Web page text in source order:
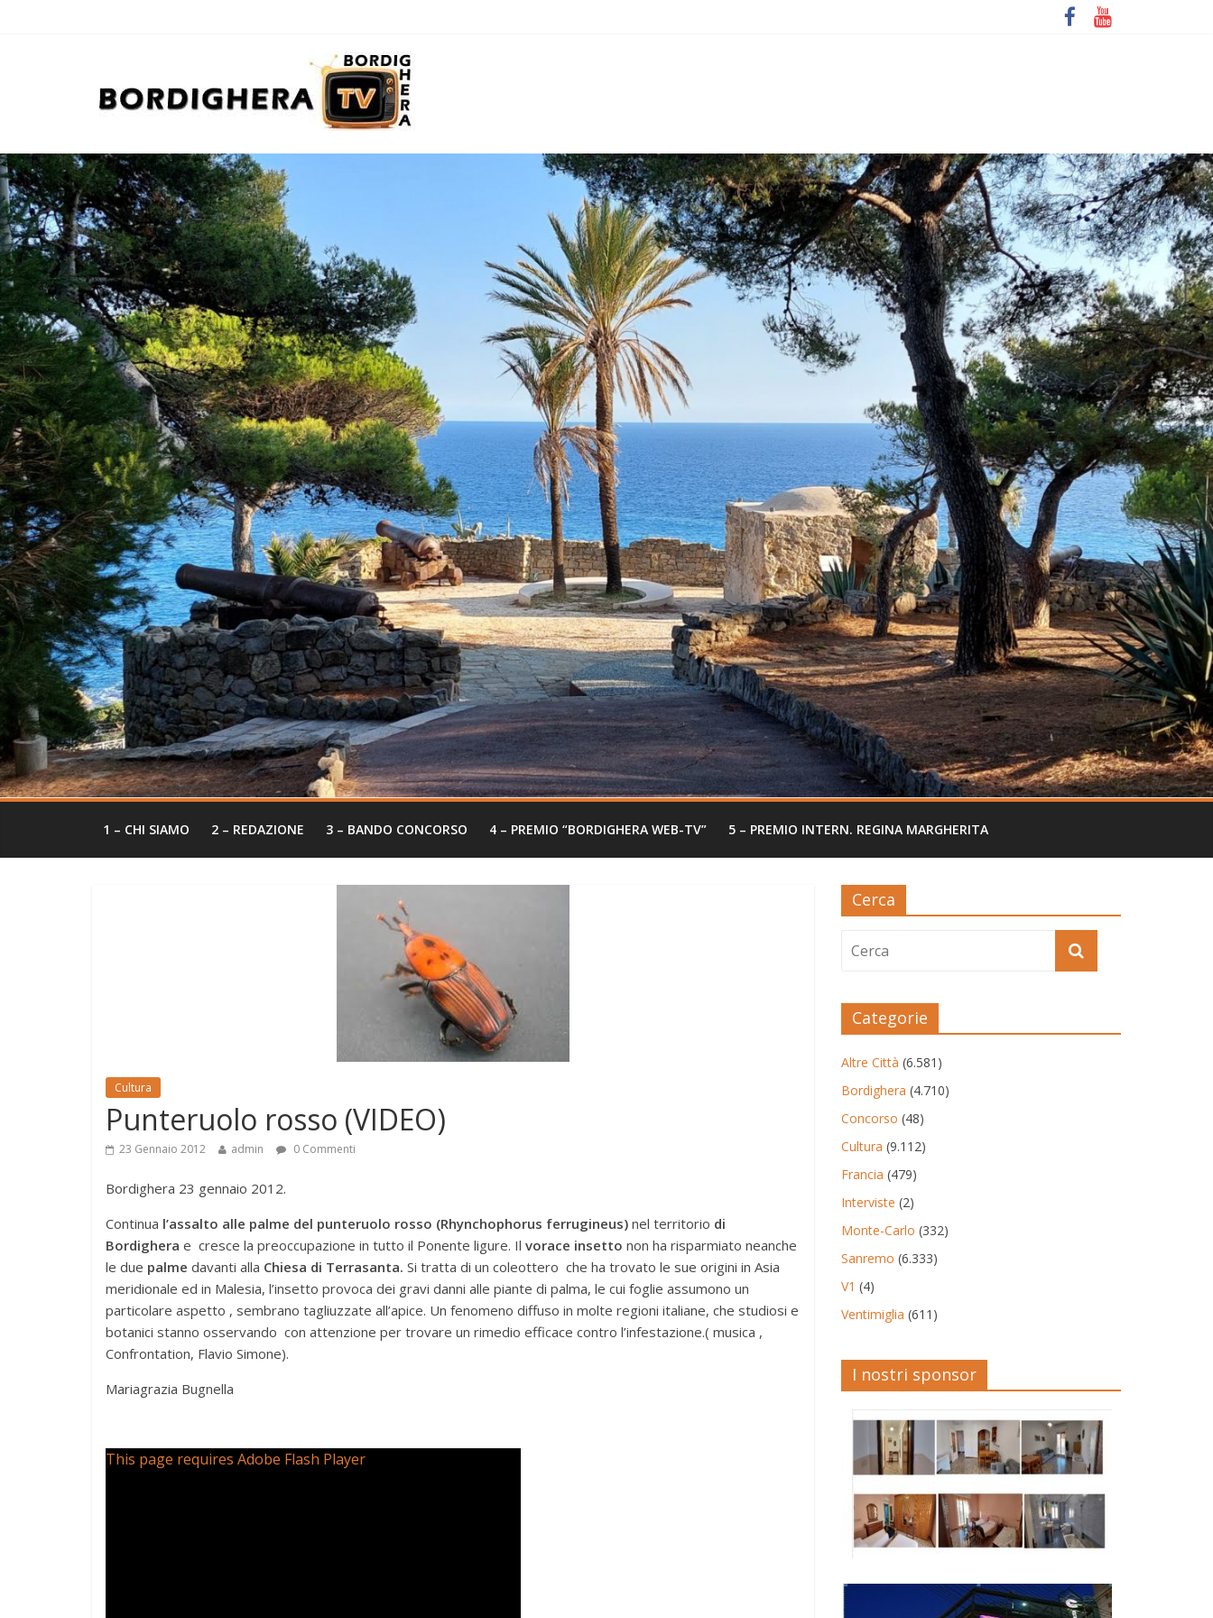
1 – CHI SIAMO 2 – REDAZIONE 3 – BANDO CONCORSO 4 – PREMIO “BORDIGHERA WEB-TV” 5 – PREMIO INTERN. REGINA MARGHERITA
Cultura
Punteruolo rosso (VIDEO)
23 Gennaio 2012 admin 0 Commenti
Bordighera 23 gennaio 2012.
Continua l’assalto alle palme del punteruolo rosso (Rhynchophorus ferrugineus) nel territorio di
Bordighera e cresce la preoccupazione in tutto il Ponente ligure. Il vorace insetto non ha risparmiato neanche
le due palme davanti alla Chiesa di Terrasanta. Si tratta di un coleottero che ha trovato le sue origini in Asia
meridionale ed in Malesia, l’insetto provoca dei gravi danni alle piante di palma, le cui foglie assumono un
particolare aspetto , sembrano tagliuzzate all’apice. Un fenomeno diffuso in molte regioni italiane, che studiosi e
botanici stanno osservando con attenzione per trovare un rimedio efficace contro l’infestazione.( musica ,
Confrontation, Flavio Simone).
Mariagrazia Bugnella
This page requires Adobe Flash Player
Cerca
Categorie
Altre Città (6.581)
Bordighera (4.710)
Concorso (48)
Cultura (9.112)
Francia (479)
Interviste (2)
Monte-Carlo (332)
Sanremo (6.333)
V1 (4)
Ventimiglia (611)
I nostri sponsor